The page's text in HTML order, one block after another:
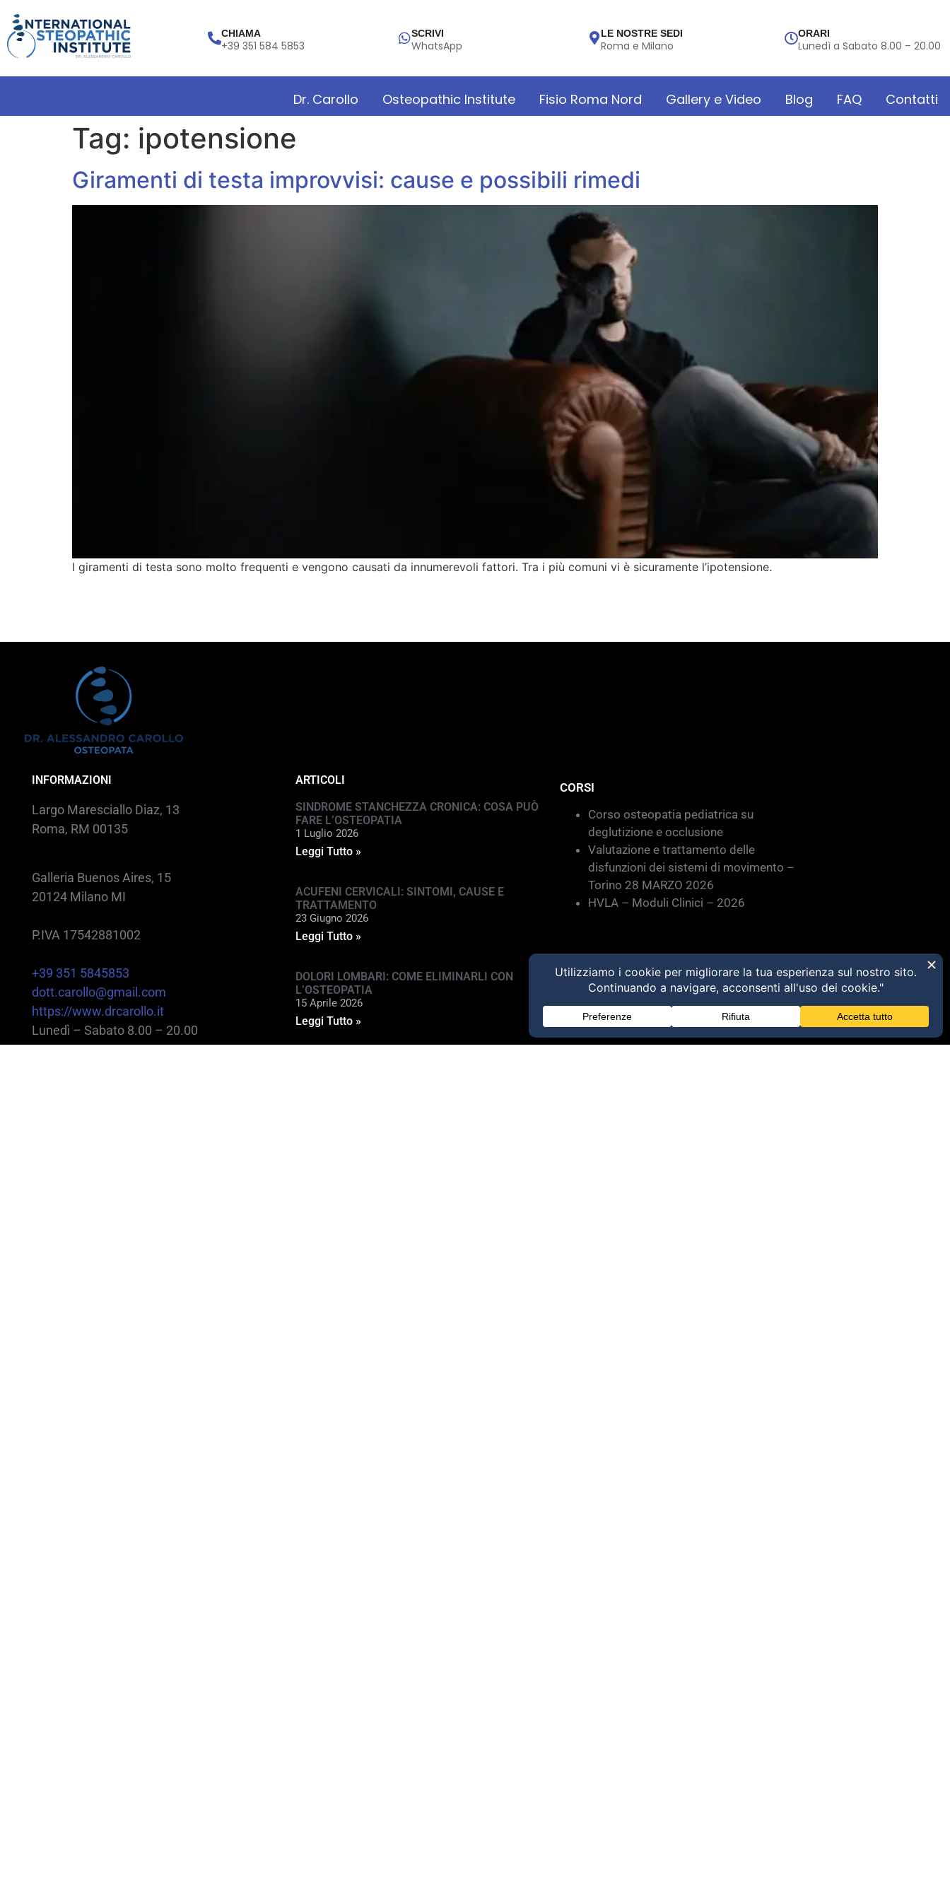
CHIAMA
+39 351 584 5853
SCRIVI
WhatsApp
LE NOSTRE SEDI
Roma e Milano
ORARI
Lunedì a Sabato 8.00 – 20.00
Dr. Carollo Osteopathic Institute Fisio Roma Nord Gallery e Video Blog FAQ Contatti
Tag: ipotensione
Giramenti di testa improvvisi: cause e possibili rimedi
I giramenti di testa sono molto frequenti e vengono causati da innumerevoli fattori. Tra i più comuni vi è sicuramente l’ipotensione.
INFORMAZIONI
Largo Maresciallo Diaz, 13
Roma, RM 00135
Galleria Buenos Aires, 15
20124 Milano MI
P.IVA 17542881002
+39 351 5845853
dott.carollo@gmail.com
https://www.drcarollo.it
Lunedì – Sabato 8.00 – 20.00
ARTICOLI
SINDROME STANCHEZZA CRONICA: COSA PUÒ
FARE L’OSTEOPATIA
1 Luglio 2026
Leggi Tutto »
ACUFENI CERVICALI: SINTOMI, CAUSE E
TRATTAMENTO
23 Giugno 2026
Leggi Tutto »
DOLORI LOMBARI: COME ELIMINARLI CON
L’OSTEOPATIA
15 Aprile 2026
Leggi Tutto »
CORSI
Corso osteopatia pediatrica su
deglutizione e occlusione
Valutazione e trattamento delle
disfunzioni dei sistemi di movimento –
Torino 28 MARZO 2026
HVLA – Moduli Clinici – 2026